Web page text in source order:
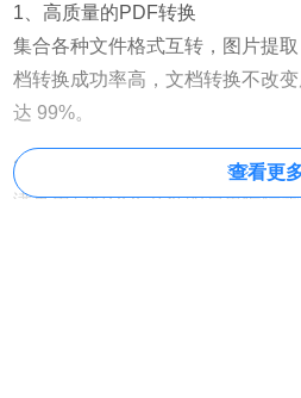
1、高质量的PDF转换
集合各种文件格式互转，图片提
档转换成功率高，文档转换不改
达 99%。
2、PDF轻量编辑
满足用户对PDF文件的简单编辑
查看更